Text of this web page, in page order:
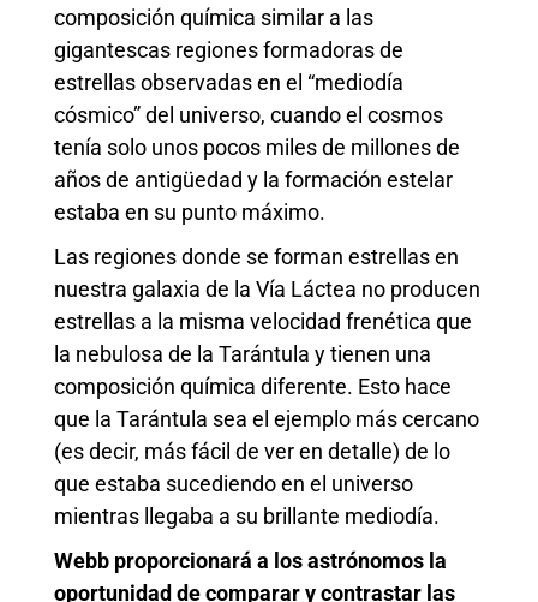
composición química similar a las
gigantescas regiones formadoras de
estrellas observadas en el “mediodía
cósmico” del universo, cuando el cosmos
tenía solo unos pocos miles de millones de
años de antigüedad y la formación estelar
estaba en su punto máximo.
Las regiones donde se forman estrellas en
nuestra galaxia de la Vía Láctea no producen
estrellas a la misma velocidad frenética que
la nebulosa de la Tarántula y tienen una
composición química diferente. Esto hace
que la Tarántula sea el ejemplo más cercano
(es decir, más fácil de ver en detalle) de lo
que estaba sucediendo en el universo
mientras llegaba a su brillante mediodía.
Webb proporcionará a los astrónomos la
oportunidad de comparar y contrastar las